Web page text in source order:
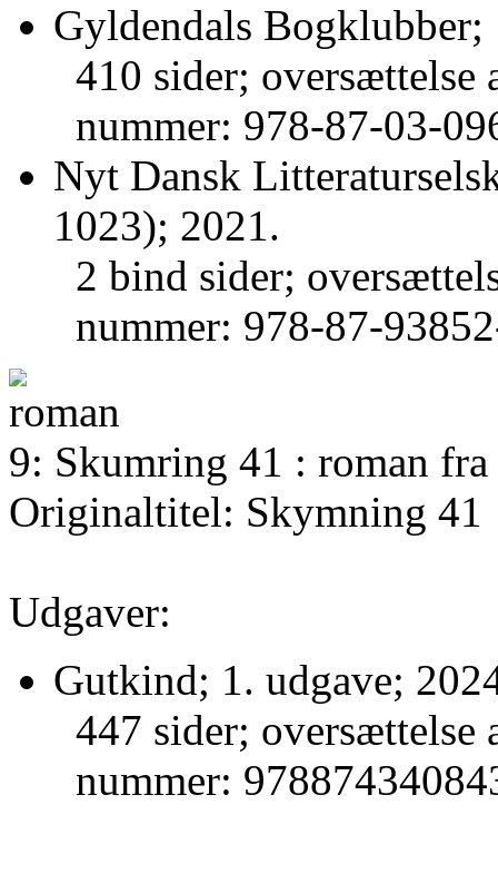
Gyldendals
410 sider;
nummer: 978-87-03-
Nyt Dansk
1023); 2021.
2 bind sider;
nummer: 978-87-
9: Skumring 41 : roman
Originaltitel: Skymning 41
Udgaver:
Gutkind; 1. udgave;
447 sider;
nummer: